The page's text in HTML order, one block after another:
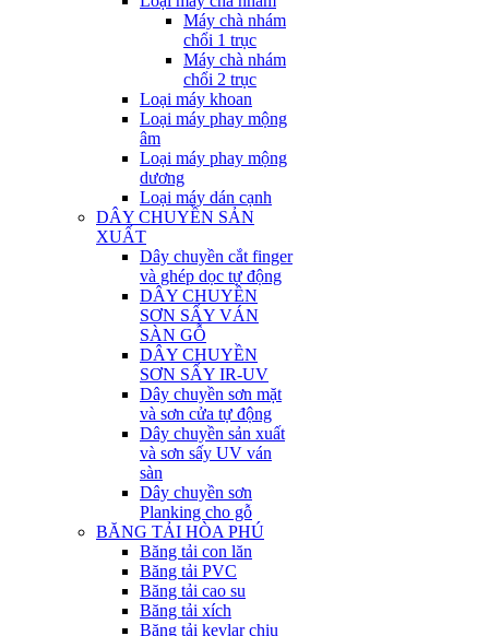
Máy chà nhám
chổi 1 trục
Máy chà nhám
chổi 2 trục
Loại máy khoan
Loại máy phay mộng
âm
Loại máy phay mộng
dương
Loại máy dán cạnh
DÂY CHUYỀN SẢN
XUẤT
Dây chuyền cắt finger
và ghép dọc tự động
DÂY CHUYỀN
SƠN SẤY VÁN
SÀN GỖ
DÂY CHUYỀN
SƠN SẤY IR-UV
Dây chuyền sơn mặt
và sơn cửa tự động
Dây chuyền sản xuất
và sơn sấy UV ván
sàn
Dây chuyền sơn
Planking cho gỗ
BĂNG TẢI HÒA PHÚ
Băng tải con lăn
Băng tải PVC
Băng tải cao su
Băng tải xích
Băng tải kevlar chịu